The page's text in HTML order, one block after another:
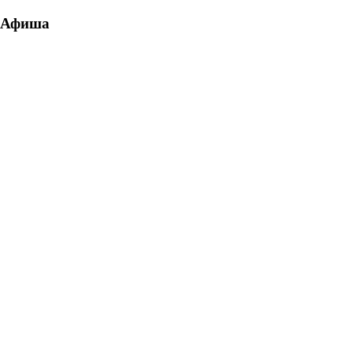
Афиша